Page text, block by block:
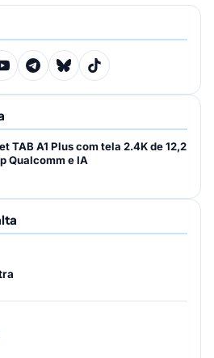
TAB A1 Plus com tela 2.4K de 12,2
Qualcomm e IA